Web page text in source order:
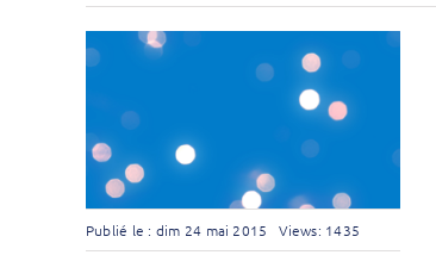
Publié le : dim 24 mai 2015 Views: 1435